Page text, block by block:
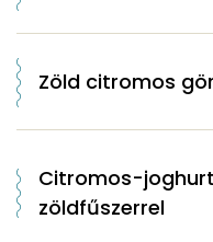
Zöld citromos
Citromos-
zöldfűszerrel